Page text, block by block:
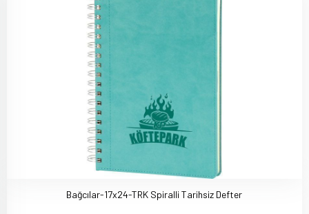
Bağcılar-17x24-TRK Spiralli Tarihsiz Defter